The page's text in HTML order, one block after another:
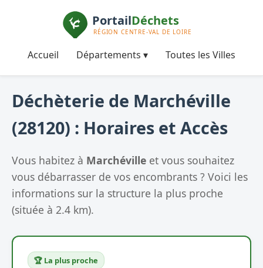
Accueil Départements ▾ Toutes les Villes
Déchèterie de Marchéville
(28120) : Horaires et Accès
Vous habitez à Marchéville et vous souhaitez
vous débarrasser de vos encombrants ? Voici les
informations sur la structure la plus proche
(située à 2.4 km).
🏆 La plus proche